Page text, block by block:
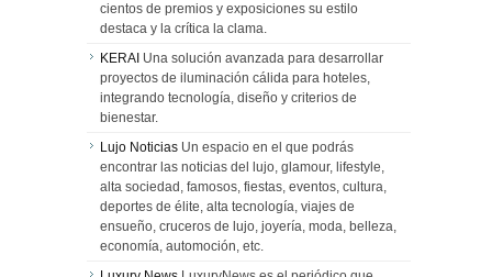
cientos de premios y exposiciones su estilo
destaca y la crítica la clama.
KERAI Una solución avanzada para desarrollar
proyectos de iluminación cálida para hoteles,
integrando tecnología, diseño y criterios de
bienestar.
Lujo Noticias Un espacio en el que podrás
encontrar las noticias del lujo, glamour, lifestyle,
alta sociedad, famosos, fiestas, eventos, cultura,
deportes de élite, alta tecnología, viajes de
ensueño, cruceros de lujo, joyería, moda, belleza,
economía, automoción, etc.